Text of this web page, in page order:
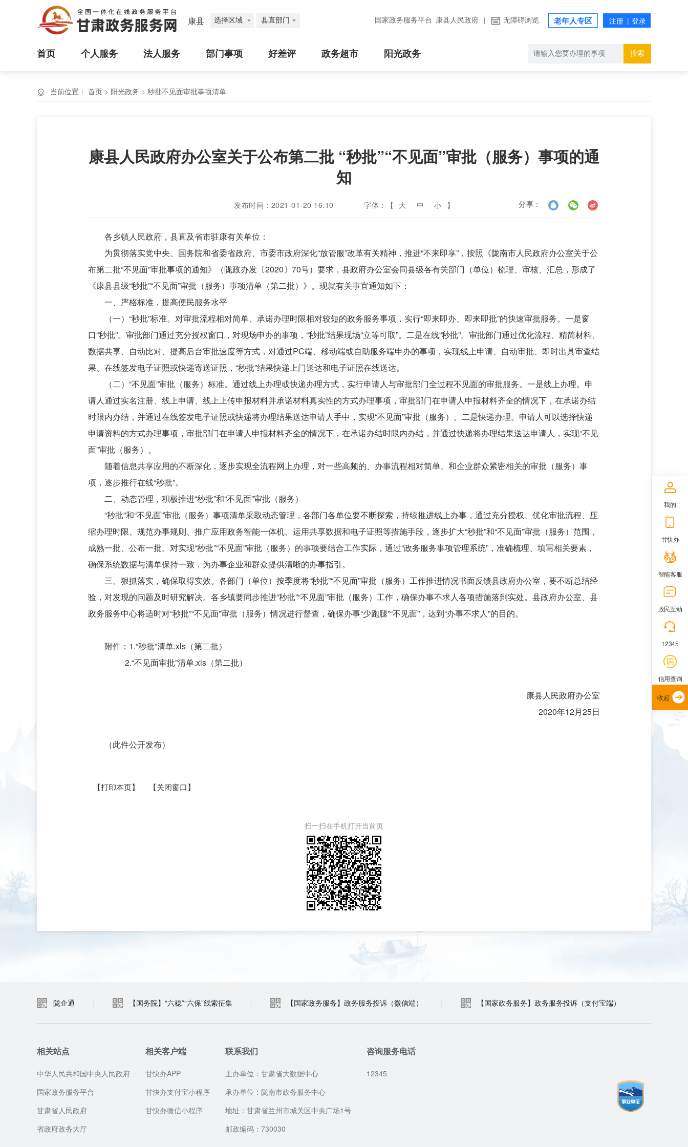
康县 选择区域 县直部门 国家政务服务平台 康县人民政府 无障碍浏览 老年人专区
首页 个人服务 法人服务 部门事项 好差评 政务超市 阳光政务 搜索
当前位置： 首页 > 阳光政务 > 秒批不见面审批事项清单
康县人民政府办公室关于公布第二批 “秒批”“不见面”审批（服务）事项的通
知
发布时间：2021-01-20 16:10 字体：【 大 中 小 】 分享：
各乡镇人民政府，县直及省市驻康有关单位：
为贯彻落实党中央、国务院和省委省政府、市委市政府深化“放管服”改革有关精神，推进“不来即享”，按照《陇南市人民政府办公室关于公
布第二批“不见面”审批事项的通知》（陇政办发〔2020〕70号）要求，县政府办公室会同县级各有关部门（单位）梳理、审核、汇总，形成了
《康县县级“秒批”“不见面”审批（服务）事项清单（第二批）》。现就有关事宜通知如下：
一、严格标准，提高便民服务水平
（一）“秒批”标准。对审批流程相对简单、承诺办理时限相对较短的政务服务事项，实行“即来即办、即来即批”的快速审批服务。一是窗
口“秒批”。审批部门通过充分授权窗口，对现场申办的事项，“秒批”结果现场“立等可取”。二是在线“秒批”。审批部门通过优化流程、精简材料、
数据共享、自动比对、提高后台审批速度等方式，对通过PC端、移动端或自助服务端申办的事项，实现线上申请、自动审批、即时出具审查结
果、在线签发电子证照或快递寄送证照，“秒批”结果快递上门送达和电子证照在线送达。
（二）“不见面”审批（服务）标准。通过线上办理或快递办理方式，实行申请人与审批部门全过程不见面的审批服务。一是线上办理。申
请人通过实名注册、线上申请、线上上传申报材料并承诺材料真实性的方式办理事项，审批部门在申请人申报材料齐全的情况下，在承诺办结
时限内办结，并通过在线签发电子证照或快递将办理结果送达申请人手中，实现“不见面”审批（服务）。二是快递办理。申请人可以选择快递
申请资料的方式办理事项，审批部门在申请人申报材料齐全的情况下，在承诺办结时限内办结，并通过快递将办理结果送达申请人，实现“不见
面”审批（服务）。
随着信息共享应用的不断深化，逐步实现全流程网上办理，对一些高频的、办事流程相对简单、和企业群众紧密相关的审批（服务）事
项，逐步推行在线“秒批”。
二、动态管理，积极推进“秒批”和“不见面”审批（服务）
“秒批”和“不见面”审批（服务）事项清单采取动态管理，各部门各单位要不断探索，持续推进线上办事，通过充分授权、优化审批流程、压
缩办理时限、规范办事规则、推广应用政务智能一体机、运用共享数据和电子证照等措施手段，逐步扩大“秒批”和“不见面”审批（服务）范围，
成熟一批、公布一批。对实现“秒批”“不见面”审批（服务）的事项要结合工作实际，通过“政务服务事项管理系统”，准确梳理、填写相关要素，
确保系统数据与清单保持一致，为办事企业和群众提供清晰的办事指引。
三、狠抓落实，确保取得实效。各部门（单位）按季度将“秒批”“不见面”审批（服务）工作推进情况书面反馈县政府办公室，要不断总结经
验，对发现的问题及时研究解决。各乡镇要同步推进“秒批”“不见面”审批（服务）工作，确保办事不求人各项措施落到实处。县政府办公室、县
政务服务中心将适时对“秒批”“不见面”审批（服务）情况进行督查，确保办事“少跑腿”“不见面”，达到“办事不求人”的目的。
附件：1.“秒批”清单.xls （第二批）
2.“不见面审批”清单.xls （第二批）
康县人民政府办公室
2020年12月25日
（此件公开发布）
【打印本页】 【关闭窗口】
扫一扫在手机打开当前页
陇企通 【国务院】“六稳”“六保”线索征集 【国家政务服务】政务服务投诉（微信端） 【国家政务服务】政务服务投诉（支付宝端）
相关站点
中华人民共和国中央人民政府
国家政务服务平台
甘肃省人民政府
省政府政务大厅
相关客户端
甘快办APP
甘快办支付宝小程序
甘快办微信小程序
联系我们
主办单位：甘肃省大数据中心
承办单位：陇南市政务服务中心
地址：甘肃省兰州市城关区中央广场1号
邮政编码：730030
咨询服务电话
12345
我的
甘快办
智能客服
政民互动
12345
信用查询
收起